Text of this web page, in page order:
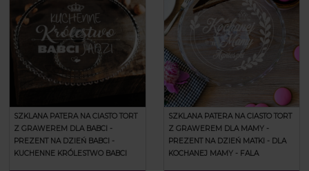
SZKLANA PATERA NA CIASTO TORT
Z GRAWEREM DLA BABCI -
PREZENT NA DZIEŃ BABCI -
KUCHENNE KRÓLESTWO BABCI
SZKLANA PATERA NA CIASTO TORT
Z GRAWEREM DLA MAMY -
PREZENT NA DZIEŃ MATKI - DLA
KOCHANEJ MAMY - FALA